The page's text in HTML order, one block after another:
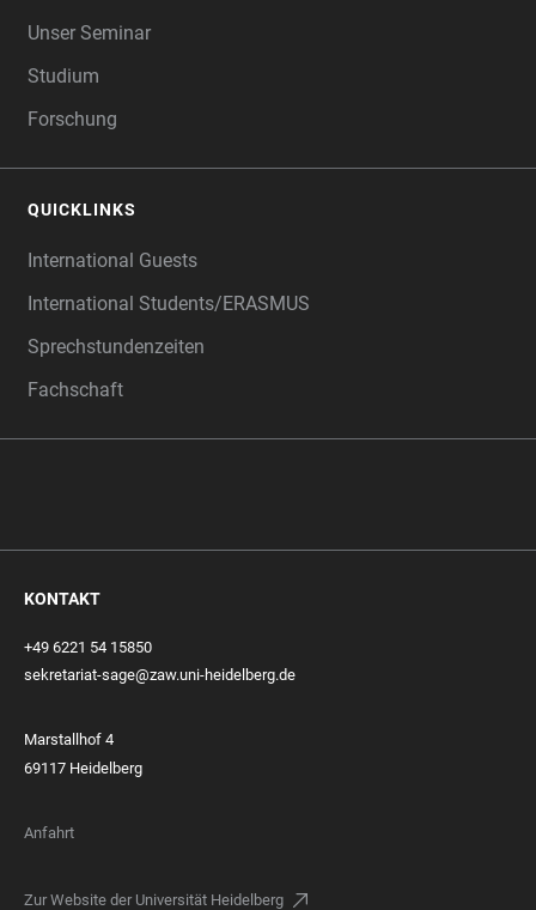
Unser Seminar
Studium
Forschung
QUICKLINKS
International Guests
International Students/ERASMUS
Sprechstundenzeiten
Fachschaft
KONTAKT
+49 6221 54 15850
sekretariat-sage@zaw.uni-heidelberg.de
Marstallhof 4
69117 Heidelberg
Anfahrt
Zur Website der Universität Heidelberg